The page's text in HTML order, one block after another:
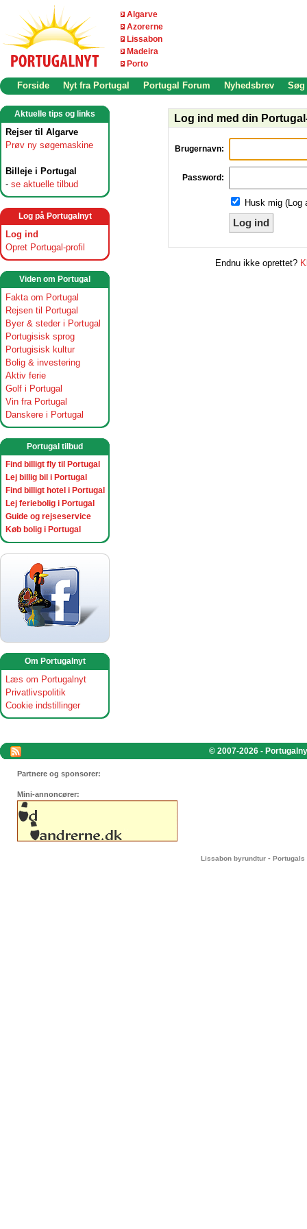
Algarve
Azorerne
Lissabon
Madeira
Porto
Forside Nyt fra Portugal Portugal Forum Nyhedsbrev Søg
Aktuelle tips og links
Rejser til Algarve
Prøv ny søgemaskine
Billeje i Portugal
- se aktuelle tilbud
Log på Portugalnyt
Log ind
Opret Portugal-profil
Viden om Portugal
Fakta om Portugal
Rejsen til Portugal
Byer & steder i Portugal
Portugisisk sprog
Portugisisk kultur
Bolig & investering
Aktiv ferie
Golf i Portugal
Vin fra Portugal
Danskere i Portugal
Portugal tilbud
Find billigt fly til Portugal
Lej billig bil i Portugal
Find billigt hotel i Portugal
Lej feriebolig i Portugal
Guide og rejseservice
Køb bolig i Portugal
Om Portugalnyt
Læs om Portugalnyt
Privatlivspolitik
Cookie indstillinger
Log ind med din
Brugernavn:
Password:
Husk mig (Log
Log ind
Endnu ikke oprettet?
© 2007-2026 -
Partnere og sponsorer:
Mini-annoncører:
Lissabon byrundtur - Portugals